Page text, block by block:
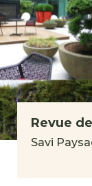
Revue
Savi